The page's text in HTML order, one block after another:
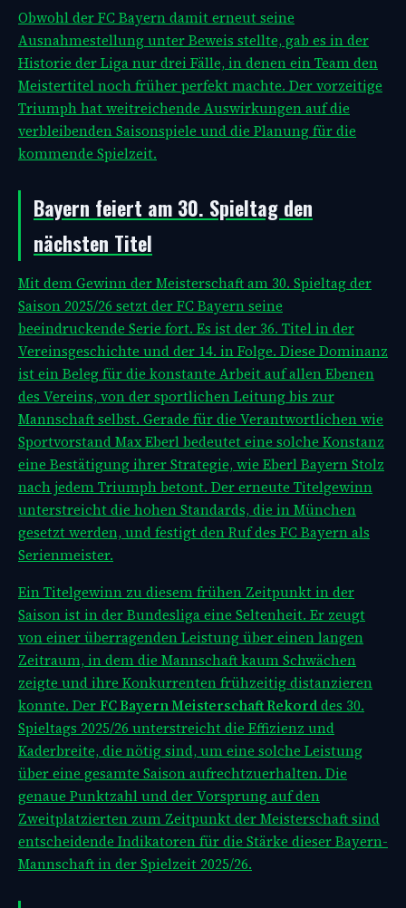
Obwohl der FC Bayern damit erneut seine
Ausnahmestellung unter Beweis stellte, gab es in der
Historie der Liga nur drei Fälle, in denen ein Team den
Meistertitel noch früher perfekt machte. Der vorzeitige
Triumph hat weitreichende Auswirkungen auf die
verbleibenden Saisonspiele und die Planung für die
kommende Spielzeit.
Bayern feiert am 30. Spieltag den
nächsten Titel
Mit dem Gewinn der Meisterschaft am 30. Spieltag der
Saison 2025/26 setzt der FC Bayern seine
beeindruckende Serie fort. Es ist der 36. Titel in der
Vereinsgeschichte und der 14. in Folge. Diese Dominanz
ist ein Beleg für die konstante Arbeit auf allen Ebenen
des Vereins, von der sportlichen Leitung bis zur
Mannschaft selbst. Gerade für die Verantwortlichen wie
Sportvorstand Max Eberl bedeutet eine solche Konstanz
eine Bestätigung ihrer Strategie, wie Eberl Bayern Stolz
nach jedem Triumph betont. Der erneute Titelgewinn
unterstreicht die hohen Standards, die in München
gesetzt werden, und festigt den Ruf des FC Bayern als
Serienmeister.
Ein Titelgewinn zu diesem frühen Zeitpunkt in der
Saison ist in der Bundesliga eine Seltenheit. Er zeugt
von einer überragenden Leistung über einen langen
Zeitraum, in dem die Mannschaft kaum Schwächen
zeigte und ihre Konkurrenten frühzeitig distanzieren
konnte. DerFC Bayern Meisterschaft Rekorddes 30.
Spieltags 2025/26 unterstreicht die Effizienz und
Kaderbreite, die nötig sind, um eine solche Leistung
über eine gesamte Saison aufrechtzuerhalten. Die
genaue Punktzahl und der Vorsprung auf den
Zweitplatzierten zum Zeitpunkt der Meisterschaft sind
entscheidende Indikatoren für die Stärke dieser Bayern-
Mannschaft in der Spielzeit 2025/26.